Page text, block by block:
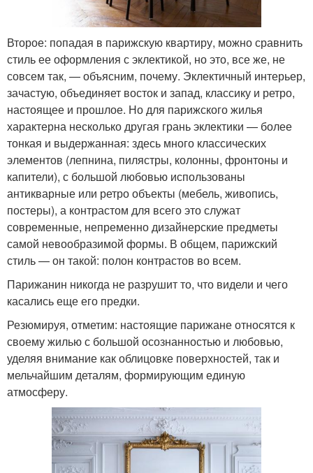
Второе: попадая в парижскую квартиру, можно сравнить
стиль ее оформления с эклектикой, но это, все же, не
совсем так, — объясним, почему. Эклектичный интерьер,
зачастую, объединяет восток и запад, классику и ретро,
настоящее и прошлое. Но для парижского жилья
характерна несколько другая грань эклектики — более
тонкая и выдержанная: здесь много классических
элементов (лепнина, пилястры, колонны, фронтоны и
капители), с большой любовью использованы
антикварные или ретро объекты (мебель, живопись,
постеры), а контрастом для всего это служат
современные, непременно дизайнерские предметы
самой невообразимой формы. В общем, парижский
стиль — он такой: полон контрастов во всем.
Парижанин никогда не разрушит то, что видели и чего
касались еще его предки.
Резюмируя, отметим: настоящие парижане относятся к
своему жилью с большой осознанностью и любовью,
уделяя внимание как облицовке поверхностей, так и
мельчайшим деталям, формирующим единую
атмосферу.